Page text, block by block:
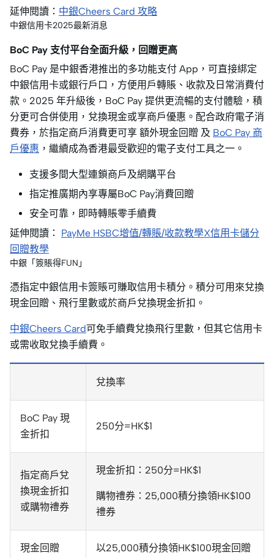
延伸閱讀： 中銀Cheers Card 攻略
中銀信用卡2025最新消息
BoC Pay 支付平台全面升級，回贈更高
BoC Pay 是中銀香港推出的多功能支付 App，可直接綁定
中銀信用卡或銀行戶口，方便用戶轉賬、收款及日常消費付
款。2025 年升級後，BoC Pay 提供更流暢的支付體驗，積
分更可合併使用，兌換現金或享商戶優惠。配合政府電子消
費券，於指定商戶消費更可享 額外現金回贈 及 BoC Pay 商
戶優惠 ，繼續成為香港最受歡迎的電子支付工具之一。
支援多間大型連鎖商戶及網購平台
指定推廣期內享專屬BoC Pay消費回贈
安全可靠，即時轉賬零手續費
延伸閱讀： PayMe HSBC增值/轉賬/收款教學X信用卡儲分
回贈教學
中銀「簽賬得FUN」
憑指定中銀信用卡簽賬可賺取信用卡積分。積分可用來兌換
現金回贈、飛行里數或於商戶兌換現金折扣。
中銀Cheers Card可免手續費兌換飛行里數，但其它信用卡
或需收取兌換手續費。
兌換率
BoC Pay 現
金折扣
250分=HK$1
指定商戶兌
換現金折扣
或購物禮券
現金折扣：250分=HK$1
購物禮券：25,000積分換領HK$100
禮券
現金回贈 以25,000積分換領HK$100現金回贈